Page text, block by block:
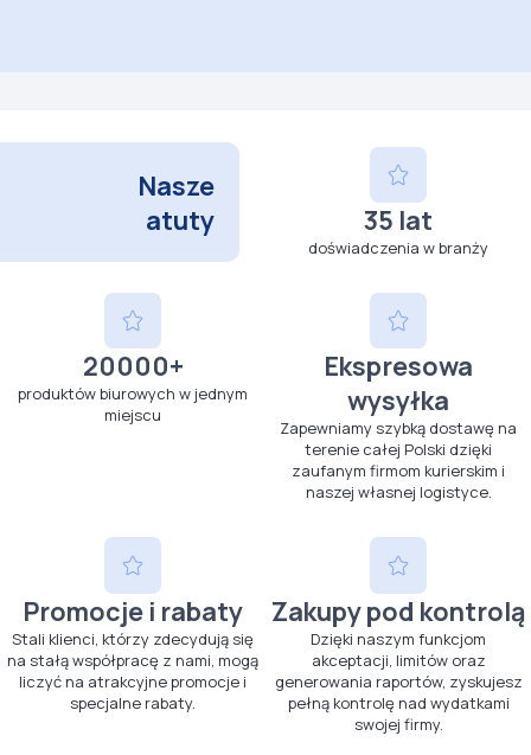
Nasze
atuty
35 lat
doświadczenia w branży
20000+
produktów biurowych w jednym
miejscu
Ekspresowa
wysyłka
Zapewniamy szybką dostawę na
terenie całej Polski dzięki
zaufanym firmom kurierskim i
naszej własnej logistyce.
Promocje i rabaty
Stali klienci, którzy zdecydują się
na stałą współpracę z nami, mogą
liczyć na atrakcyjne promocje i
specjalne rabaty.
Zakupy pod kontrolą
Dzięki naszym funkcjom
akceptacji, limitów oraz
generowania raportów, zyskujesz
pełną kontrolę nad wydatkami
swojej firmy.